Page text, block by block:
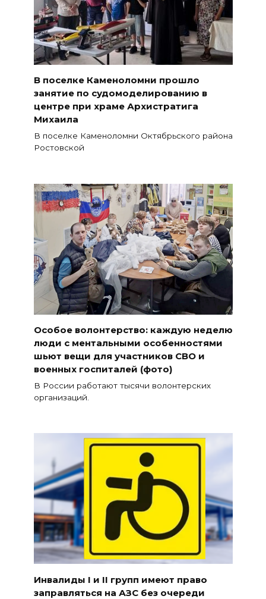
В поселке Каменоломни прошло
занятие по судомоделированию в
центре при храме Архистратига
Михаила
В поселке Каменоломни Октябрьского района
Ростовской
Особое волонтерство: каждую неделю
люди с ментальными особенностями
шьют вещи для участников СВО и
военных госпиталей (фото)
В России работают тысячи волонтерских
организаций.
Инвалиды I и II групп имеют право
заправляться на АЗС без очереди